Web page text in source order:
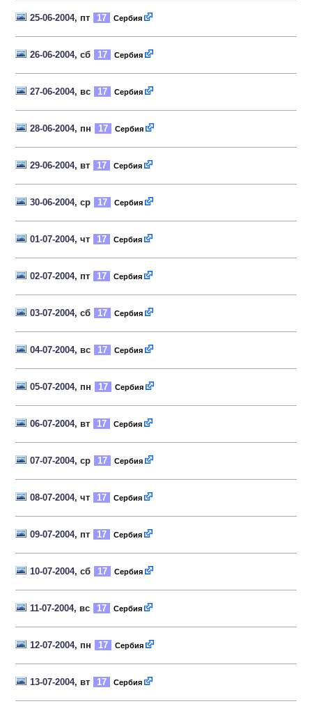
25-06-2004, пт 17 Сербия
26-06-2004, сб 17 Сербия
27-06-2004, вс 17 Сербия
28-06-2004, пн 17 Сербия
29-06-2004, вт 17 Сербия
30-06-2004, ср 17 Сербия
01-07-2004, чт 17 Сербия
02-07-2004, пт 17 Сербия
03-07-2004, сб 17 Сербия
04-07-2004, вс 17 Сербия
05-07-2004, пн 17 Сербия
06-07-2004, вт 17 Сербия
07-07-2004, ср 17 Сербия
08-07-2004, чт 17 Сербия
09-07-2004, пт 17 Сербия
10-07-2004, сб 17 Сербия
11-07-2004, вс 17 Сербия
12-07-2004, пн 17 Сербия
13-07-2004, вт 17 Сербия